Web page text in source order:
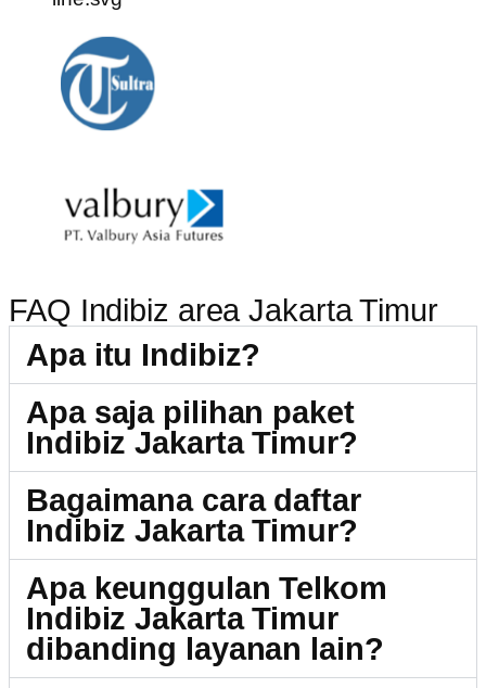
FAQ Indibiz area Jakarta Timur
Apa itu Indibiz?
Apa saja pilihan paket
Indibiz Jakarta Timur?
Bagaimana cara daftar
Indibiz Jakarta Timur?
Apa keunggulan Telkom
Indibiz Jakarta Timur
dibanding layanan lain?